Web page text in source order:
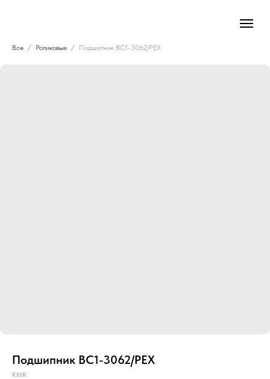
Все Роликовые Подшипник BC1-3062/PEX
Подшипник BC1-3062/PEX
KMR